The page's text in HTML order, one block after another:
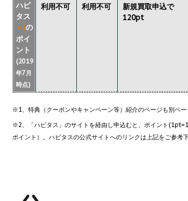
ハピ
タス
※2の
ポイ
ント
(2019
年7月
時点)
利用不可 利用不可
新規買取申込で
120pt
※1、特典（クーポンやキャンペーン等）紹介のページも別ペー
※2、「ハピタス」のサイトを経由し申込むと、ポイント
ポイント）。ハピタスの公式サイトへのリンクは上記をご参考下